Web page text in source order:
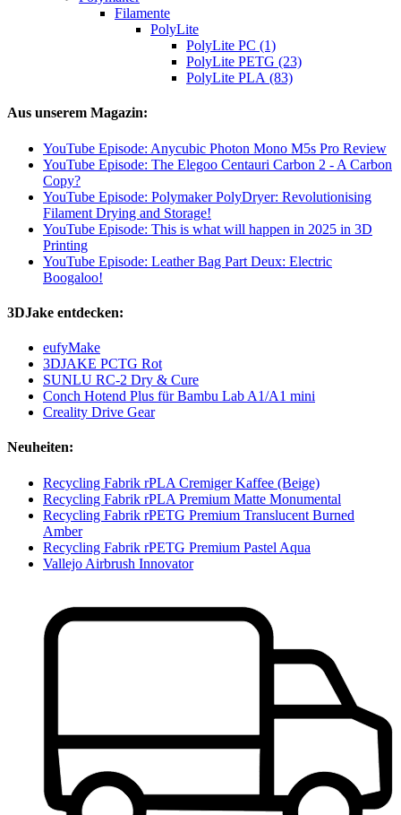
Filamente
PolyLite
PolyLite PC (1)
PolyLite PETG (23)
PolyLite PLA (83)
Aus unserem Magazin:
YouTube Episode: Anycubic Photon Mono M5s Pro Review
YouTube Episode: The Elegoo Centauri Carbon 2 - A Carbon
Copy?
YouTube Episode: Polymaker PolyDryer: Revolutionising
Filament Drying and Storage!
YouTube Episode: This is what will happen in 2025 in 3D
Printing
YouTube Episode: Leather Bag Part Deux: Electric
Boogaloo!
3DJake entdecken:
eufyMake
3DJAKE PCTG Rot
SUNLU RC-2 Dry & Cure
Conch Hotend Plus für Bambu Lab A1/A1 mini
Creality Drive Gear
Neuheiten:
Recycling Fabrik rPLA Cremiger Kaffee (Beige)
Recycling Fabrik rPLA Premium Matte Monumental
Recycling Fabrik rPETG Premium Translucent Burned
Amber
Recycling Fabrik rPETG Premium Pastel Aqua
Vallejo Airbrush Innovator